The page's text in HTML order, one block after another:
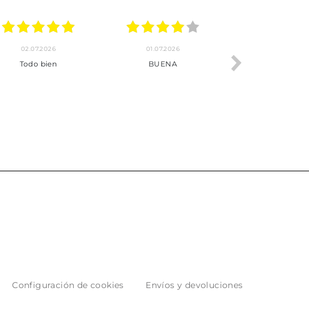
23.06.2026
Pedido hecho, pedido
22.06.2026
Servicio muy completo
Configuración de cookies
Envíos y devoluciones